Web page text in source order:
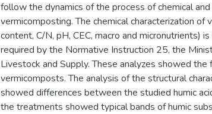
follow the dynamics of the process of chemical
vermicomposting. The chemical characterization of
content, C/N, pH, CEC, macro and micronutrients)
required by the Normative Instruction 25, the
Livestock and Supply. These analyzes showed
vermicomposts. The analysis of the structural
showed differences between the studied humic
the treatments showed typical bands of humic